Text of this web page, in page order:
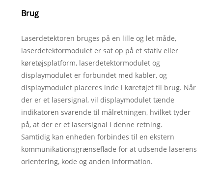
Brug
Laserdetektoren bruges på en lille og let måde,
laserdetektormodulet er sat op på et stativ eller
køretøjsplatform, laserdetektormodulet og
displaymodulet er forbundet med kabler, og
displaymodulet placeres inde i køretøjet til brug. Når
der er et lasersignal, vil displaymodulet tænde
indikatoren svarende til målretningen, hvilket tyder
på, at der er et lasersignal i denne retning.
Samtidig kan enheden forbindes til en ekstern
kommunikationsgrænseflade for at udsende laserens
orientering, kode og anden information.